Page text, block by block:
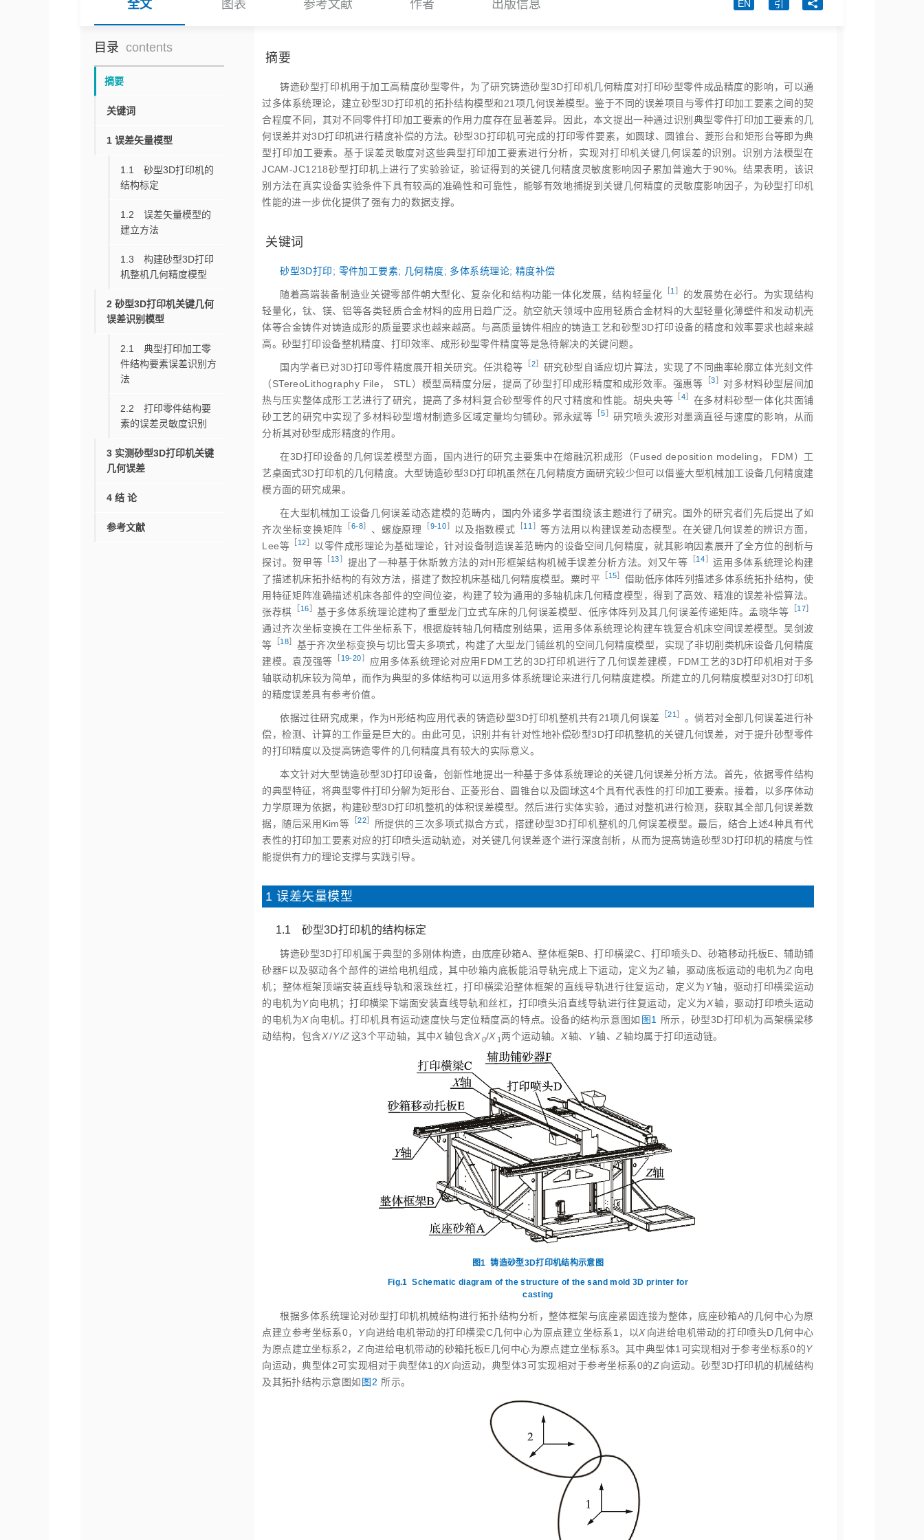
全文 图表 参考文献 作者 出版信息 EN 引
目录 contents
摘要
关键词
1 误差矢量模型
1.1 砂型3D打印机的
结构标定
1.2 误差矢量模型的
建立方法
1.3 构建砂型3D打印
机整机几何精度模型
2 砂型3D打印机关键几何
误差识别模型
2.1 典型打印加工零
件结构要素误差识别方
法
2.2 打印零件结构要
素的误差灵敏度识别
3 实测砂型3D打印机关键
几何误差
4 结 论
参考文献
摘要
铸造砂型打印机用于加工高精度砂型零件，为了研究铸造砂型3D打印机几何精度对打印砂型零件成品精度的影响，可以通
过多体系统理论，建立砂型3D打印机的拓扑结构模型和21项几何误差模型。鉴于不同的误差项目与零件打印加工要素之间的契
合程度不同，其对不同零件打印加工要素的作用力度存在显著差异。因此，本文提出一种通过识别典型零件打印加工要素的几
何误差并对3D打印机进行精度补偿的方法。砂型3D打印机可完成的打印零件要素，如圆球、圆锥台、菱形台和矩形台等即为典
型打印加工要素。基于误差灵敏度对这些典型打印加工要素进行分析，实现对打印机关键几何误差的识别。识别方法模型在
JCAM‑JC1218砂型打印机上进行了实验验证，验证得到的关键几何精度灵敏度影响因子累加普遍大于90%。结果表明，该识
别方法在真实设备实验条件下具有较高的准确性和可靠性，能够有效地捕捉到关键几何精度的灵敏度影响因子，为砂型打印机
性能的进一步优化提供了强有力的数据支撑。
关键词
砂型3D打印; 零件加工要素; 几何精度; 多体系统理论; 精度补偿
随着高端装备制造业关键零部件朝大型化、复杂化和结构功能一体化发展，结构轻量化 1
的发展势在必行。为实现结构
轻量化，钛、镁、铝等各类轻质合金材料的应用日趋广泛。航空航天领域中应用轻质合金材料的大型轻量化薄壁件和发动机壳
体等合金铸件对铸造成形的质量要求也越来越高。与高质量铸件相应的铸造工艺和砂型3D打印设备的精度和效率要求也越来越
高。砂型打印设备整机精度、打印效率、成形砂型零件精度等是急待解决的关键问题。
国内学者已对3D打印零件精度展开相关研究。任洪稳等 2
研究砂型自适应切片算法，实现了不同曲率轮廓立体光刻文件
（STereoLithography File， STL）模型高精度分层，提高了砂型打印成形精度和成形效率。强惠等 ［3
对多材料砂型层间加
热与压实整体成形工艺进行了研究，提高了多材料复合砂型零件的尺寸精度和性能。胡央央等 4
在多材料砂型一体化共面铺
砂工艺的研究中实现了多材料砂型增材制造多区域定量均匀铺砂。郭永斌等 ［5 ］研究喷头波形对墨滴直径与速度的影响，从而
分析其对砂型成形精度的作用。
在3D打印设备的几何误差模型方面，国内进行的研究主要集中在熔融沉积成形（Fused deposition modeling， FDM）工
艺桌面式3D打印机的几何精度。大型铸造砂型3D打印机虽然在几何精度方面研究较少但可以借鉴大型机械加工设备几何精度建
模方面的研究成果。
在大型机械加工设备几何误差动态建模的范畴内，国内外诸多学者围绕该主题进行了研究。国外的研究者们先后提出了如
齐次坐标变换矩阵 6‑8 、螺旋原理 9‑10 以及指数模式 11 ］等方法用以构建误差动态模型。在关键几何误差的辨识方面，
Lee等 12
以零件成形理论为基础理论，针对设备制造误差范畴内的设备空间几何精度，就其影响因素展开了全方位的剖析与
探讨。贺甲等 13 提出了一种基于休斯敦方法的对H形框架结构机械手误差分析方法。刘又午等 14
运用多体系统理论构建
了描述机床拓扑结构的有效方法，搭建了数控机床基础几何精度模型。粟时平 15
借助低序体阵列描述多体系统拓扑结构，使
用特征矩阵准确描述机床各部件的空间位姿，构建了较为通用的多轴机床几何精度模型，得到了高效、精准的误差补偿算法。
张荐棋 16 基于多体系统理论建构了重型龙门立式车床的几何误差模型、低序体阵列及其几何误差传递矩阵。孟晓华等 17
通过齐次坐标变换在工件坐标系下，根据旋转轴几何精度别结果，运用多体系统理论构建车铣复合机床空间误差模型。吴剑波
等
18］ 基于齐次坐标变换与切比雪夫多项式，构建了大型龙门铺丝机的空间几何精度模型，实现了非切削类机床设备几何精度
建模。袁茂强等 19‑20
应用多体系统理论对应用FDM工艺的3D打印机进行了几何误差建模，FDM工艺的3D打印机相对于多
轴联动机床较为简单，而作为典型的多体结构可以运用多体系统理论来进行几何精度建模。所建立的几何精度模型对3D打印机
的精度误差具有参考价值。
依据过往研究成果，作为H形结构应用代表的铸造砂型3D打印机整机共有21项几何误差 ［21
。倘若对全部几何误差进行补
偿，检测、计算的工作量是巨大的。由此可见，识别并有针对性地补偿砂型3D打印机整机的关键几何误差，对于提升砂型零件
的打印精度以及提高铸造零件的几何精度具有较大的实际意义。
本文针对大型铸造砂型3D打印设备，创新性地提出一种基于多体系统理论的关键几何误差分析方法。首先，依据零件结构
的典型特征，将典型零件打印分解为矩形台、正菱形台、圆锥台以及圆球这4个具有代表性的打印加工要素。接着，以多序体动
力学原理为依据，构建砂型3D打印机整机的体积误差模型。然后进行实体实验，通过对整机进行检测，获取其全部几何误差数
据，随后采用Kim等 ［22］
所提供的三次多项式拟合方式，搭建砂型3D打印机整机的几何误差模型。最后，结合上述4种具有代
表性的打印加工要素对应的打印喷头运动轨迹，对关键几何误差逐个进行深度剖析，从而为提高铸造砂型3D打印机的精度与性
能提供有力的理论支撑与实践引导。
1 误差矢量模型
1.1 砂型3D打印机的结构标定
铸造砂型3D打印机属于典型的多刚体构造，由底座砂箱A、整体框架B、打印横梁C、打印喷头D、砂箱移动托板E、辅助铺
砂器F以及驱动各个部件的进给电机组成，其中砂箱内底板能沿导轨完成上下运动，定义为Z轴，驱动底板运动的电机为Z 向电
机；整体框架顶端安装直线导轨和滚珠丝杠，打印横梁沿整体框架的直线导轨进行往复运动，定义为Y轴，驱动打印横梁运动
的电机为Y向电机；打印横梁下端面安装直线导轨和丝杠，打印喷头沿直线导轨进行往复运动，定义为X轴，驱动打印喷头运动
的电机为X向电机。打印机具有运动速度快与定位精度高的特点。设备的结构示意图如 图1
所示，砂型3D打印机为高架横梁移
动结构，包含X/Y/Z这3个平动轴，其中X轴包含X 0/X 1两个运动轴。 X轴、 Y轴、Z轴均属于打印运动链。
图1 铸造砂型3D打印机结构示意图
Fig.1 Schematic diagram of the structure of the sand mold 3D printer for
casting
根据多体系统理论对砂型打印机机械结构进行拓扑结构分析，整体框架与底座紧固连接为整体，底座砂箱A的几何中心为原
点建立参考坐标系0， Y向进给电机带动的打印横梁C几何中心为原点建立坐标系1，以X 向进给电机带动的打印喷头D几何中心
为原点建立坐标系2， Z向进给电机带动的砂箱托板E几何中心为原点建立坐标系3。其中典型体1可实现相对于参考坐标系0的Y
向运动，典型体2可实现相对于典型体1的X 向运动，典型体3可实现相对于参考坐标系0的Z向运动。砂型3D打印机的机械结构
及其拓扑结构示意图如图2 所示。